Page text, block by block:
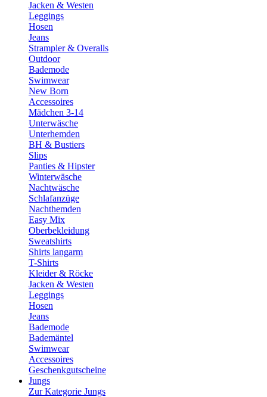
Jacken & Westen
Leggings
Hosen
Jeans
Strampler & Overalls
Outdoor
Bademode
Swimwear
New Born
Accessoires
Mädchen 3-14
Unterwäsche
Unterhemden
BH & Bustiers
Slips
Panties & Hipster
Winterwäsche
Nachtwäsche
Schlafanzüge
Nachthemden
Easy Mix
Oberbekleidung
Sweatshirts
Shirts langarm
T-Shirts
Kleider & Röcke
Jacken & Westen
Leggings
Hosen
Jeans
Bademode
Bademäntel
Swimwear
Accessoires
Geschenkgutscheine
Jungs
Zur Kategorie Jungs